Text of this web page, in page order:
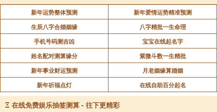
新年运势整体预测
新年爱情运势精准预测
生辰八字合婚姻缘
八字精批一生命理
手机号码测吉凶
宝宝在线起名字
姓名配对测算缘分
紫微斗数一生精批
新年事业财运预测
月老姻缘算婚姻
新年祈福点灯
在线自助百分起名
Ξ 在线免费娱乐抽签测算 - 往下更精彩